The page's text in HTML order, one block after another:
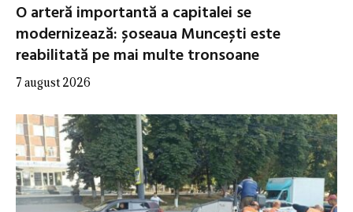
O arteră importantă a capitalei se
modernizează: șoseaua Muncești este
reabilitată pe mai multe tronsoane
7 august 2026